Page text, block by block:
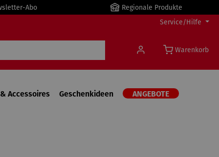
Abo
Regionale Produkte
Service/Hilfe
Warenkorb
Accessoires Geschenkideen ANGEBOTE